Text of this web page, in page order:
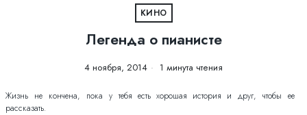
КИНО
Легенда о пианисте
4 ноября, 2014 1 минута чтения
Жизнь не кончена, пока у тебя есть хорошая история и друг, чтобы ее
рассказать.